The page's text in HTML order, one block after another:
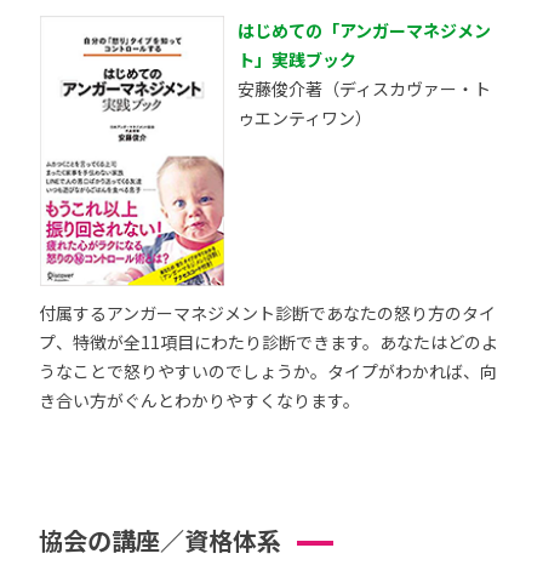
はじめての「アンガーマネジメン
ト」実践ブック
安藤俊介著（ディスカヴァー・ト
ゥエンティワン）
付属するアンガーマネジメント診断であなたの怒り方のタイ
プ、特徴が全11項目にわたり診断できます。あなたはどのよ
うなことで怒りやすいのでしょうか。タイプがわかれば、向
き合い方がぐんとわかりやすくなります。
協会の講座／資格体系